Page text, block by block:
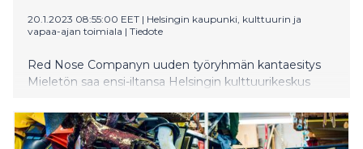
20.1.2023 08:55:00 EET | Helsingin kaupunki, kulttuurin ja
vapaa-ajan toimiala | Tiedote
Red Nose Companyn uuden työryhmän kantaesitys
Mieletön saa ensi-iltansa Helsingin kulttuurikeskus
klovnifilosofiaa ja hulvattomia yhteentörmäyksiä, kun
väsynyt perheenäiti ja meditoiva psykoterapeutti